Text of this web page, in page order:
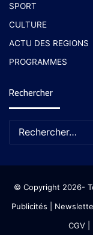
SPORT
CULTURE
ACTU DES REGIONS
PROGRAMMES
Rechercher
© Copyright 2026-
Publicités
CGV|